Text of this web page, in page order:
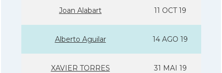
Joan Alabart 11 OCT 19
Alberto Aguilar 14 AGO 19
XAVIER TORRES 31 MAI 19